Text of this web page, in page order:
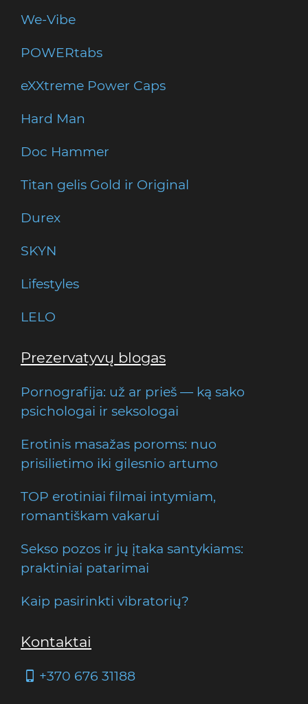
We-Vibe
POWERtabs
eXXtreme Power Caps
Hard Man
Doc Hammer
Titan gelis Gold ir Original
Durex
SKYN
Lifestyles
LELO
Prezervatyvų blogas
Pornografija: už ar prieš — ką sako
psichologai ir seksologai
Erotinis masažas poroms: nuo
prisilietimo iki gilesnio artumo
TOP erotiniai filmai intymiam,
romantiškam vakarui
Sekso pozos ir jų įtaka santykiams:
praktiniai patarimai
Kaip pasirinkti vibratorių?
Kontaktai
+370 676 31188